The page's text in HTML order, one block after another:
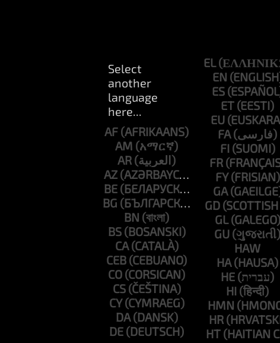
AF
AM
AR
AZ
BE
BG
BN
BS
CA
CEB
CO
CS
CY
DA
DE
EL
EN
ES
ET
EU
FA
FI
FR
FY
GA
GD
GL
GU
HAW
HA
HE
HI
HMN
HR
HT